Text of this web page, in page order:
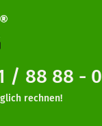
/ 88 88 - 0
rechnen!